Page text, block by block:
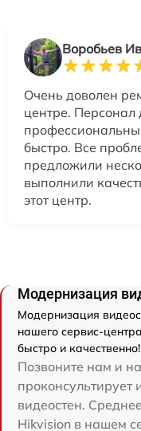
Воробьев
Очень доволен
центре.
быстро. Все
предложили
выполнили
этот центр.
Модернизация
Модернизация
нашего сервис-
быстро и качественно!
Позвоните нам и
проконсультирует
видеостен.
Hikvision в нашем